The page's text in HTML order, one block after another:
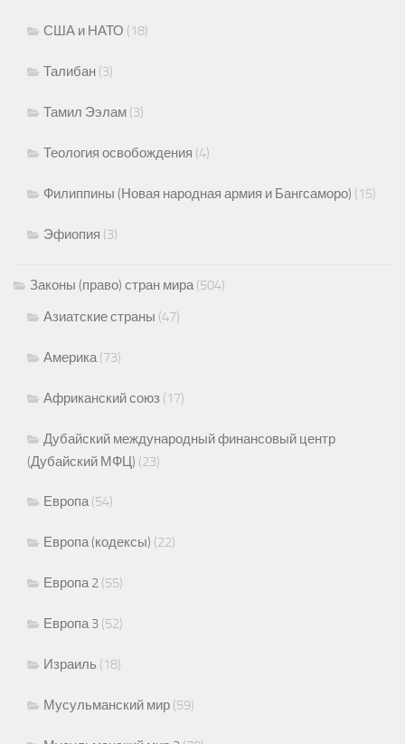
США и НАТО (18)
Талибан (3)
Тамил Ээлам (3)
Теология освобождения (4)
Филиппины (Новая народная армия и Бангсаморо) (15)
Эфиопия (3)
Законы (право) стран мира(504)
Азиатские страны (47)
Америка(73)
Африканский союз (17)
Дубайский международный финансовый центр
(Дубайский МФЦ) (23)
Европа(54)
Европа (кодексы) (22)
Европа 2 (55)
Европа 3 (52)
Израиль (18)
Мусульманский мир (59)